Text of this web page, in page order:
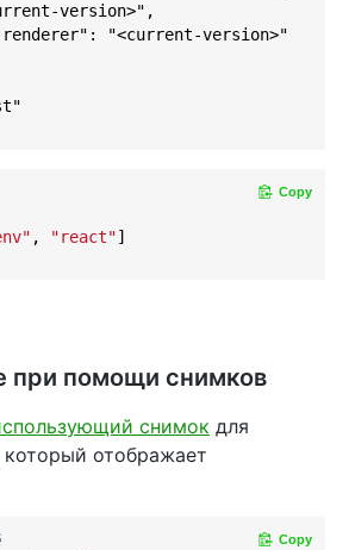
version>",
"<current-version>"
, "react"]
Copy
при помощи снимков
снимок для
который отображает
Copy